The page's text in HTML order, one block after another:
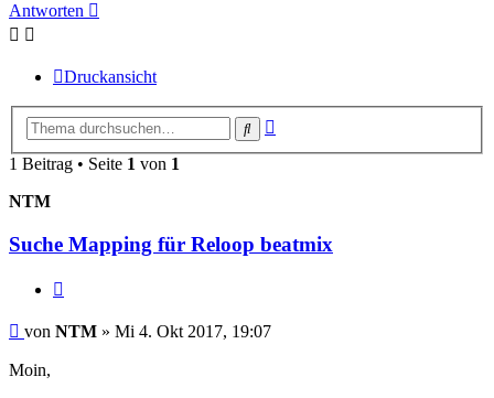
Antworten
Druckansicht
Suche
1 Beitrag • Seite 1 von 1
NTM
Suche Mapping für Reloop beatmix
Beitrag
von NTM » Mi 4. Okt 2017, 19:07
Moin,